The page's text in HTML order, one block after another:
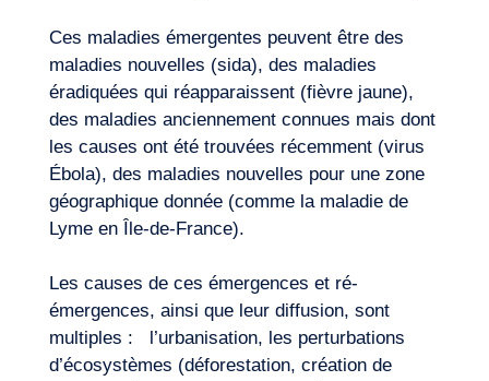
Notre aventure
Ces maladies émergentes peuvent être des
maladies nouvelles (sida), des maladies
éradiquées qui réapparaissent (fièvre jaune),
des maladies anciennement connues mais dont
les causes ont été trouvées récemment (virus
Ébola), des maladies nouvelles pour une zone
géographique donnée (comme la maladie de
Lyme en Île-de-France).
Les causes de ces émergences et ré-
émergences, ainsi que leur diffusion, sont
multiples : l’urbanisation, les perturbations
d’écosystèmes (déforestation, création de